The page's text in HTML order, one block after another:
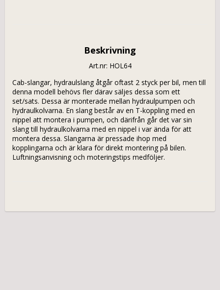
Beskrivning
Art.nr: HOL64
Cab-slangar, hydraulslang åtgår oftast 2 styck per bil, men till
denna modell behövs fler därav säljes dessa som ett
set/sats. Dessa är monterade mellan hydraulpumpen och
hydraulkolvarna. En slang består av en T-koppling med en
nippel att montera i pumpen, och därifrån går det var sin
slang till hydraulkolvarna med en nippel i var ända för att
montera dessa. Slangarna är pressade ihop med
kopplingarna och är klara för direkt montering på bilen.
Luftningsanvisning och moteringstips medföljer.